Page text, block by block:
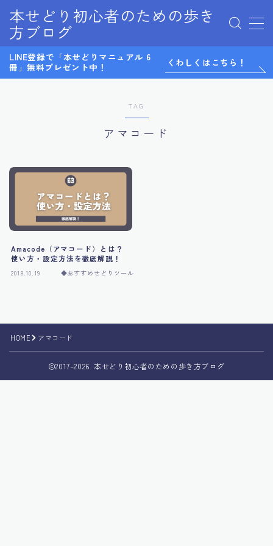
本せどり初心者のための歩き
方ブログ
MENU
0から始めるメルカリ物販
LINE@
デモプリセット記事 Part07
プライバシーポリシー
プライバシーポリシー
マンツーマンコンサル感想
利用規約／特定商取引法に基づく表記
無料ノウハウ
特定商取引法に基づく表記
LINE登録で「本せどりマニュアル 6
冊」無料プレゼント中！
くわしくはこちら！
TAG
アマコード
Amacode（アマコード）とは？
使い方・設定方法を徹底解説！
2018.10.19 ◆おすすめせどりツール
HOME アマコード
2017–2026 本せどり初心者のための歩き方ブログ